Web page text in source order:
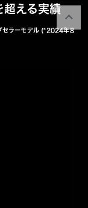
える実績
セラーモデル (*2024年8